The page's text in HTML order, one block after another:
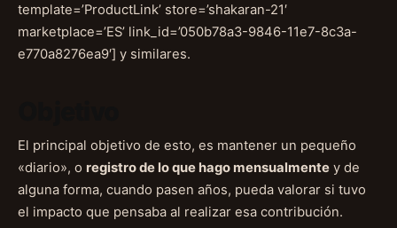
template=’ProductLink’ store=’shakaran-21′
marketplace=’ES’ link_id=’050b78a3-9846-11e7-8c3a-
e770a8276ea9′] y similares.
El principal objetivo de esto, es mantener un pequeño
«diario», o registro de lo que hago mensualmente y de
alguna forma, cuando pasen años, pueda valorar si tuvo
el impacto que pensaba al realizar esa contribución.